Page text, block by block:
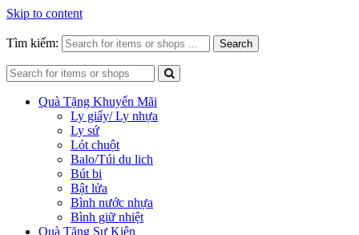
Skip to content
Tìm kiếm: Search
Quà Tặng Khuyến Mãi
Ly giấy/ Ly nhựa
Ly sứ
Lót chuột
Balo/Túi du lich
Bút bi
Bật lửa
Bình nước nhựa
Bình giữ nhiệt
Quà Tặng Sự Kiện